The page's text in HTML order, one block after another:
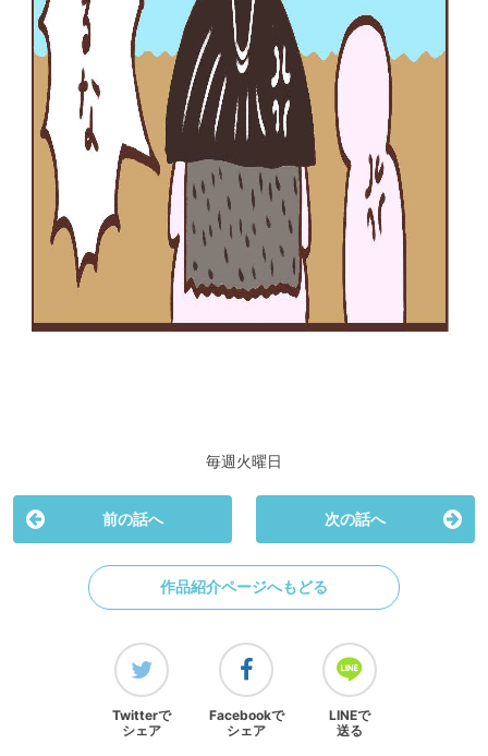
毎週火曜日
前の話へ 次の話へ
作品紹介ページへもどる
Twitterで
シェア
Facebookで
シェア
LINEで
送る